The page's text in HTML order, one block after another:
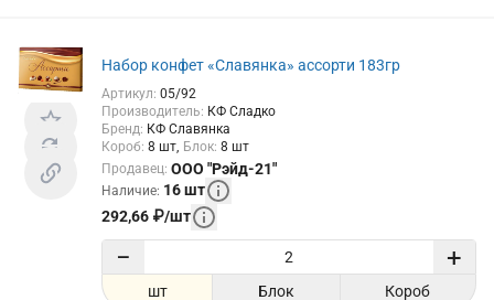
Набор конфет «Славянка» ассорти 183гр
Артикул: 05/92
Производитель: КФ Сладко
Бренд: КФ Славянка
Короб: 8 шт Блок: 8 шт
Продавец: ООО "Рэйд-21"
Наличие: 16шт
292,66 ₽/шт
− +
шт Блок Короб